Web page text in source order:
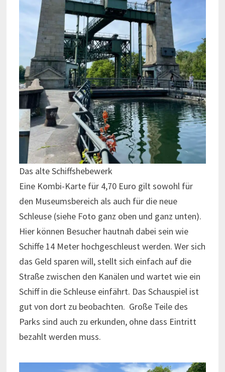
Das alte Schiffshebewerk
Eine Kombi-Karte für 4,70 Euro gilt sowohl für
den Museumsbereich als auch für die neue
Schleuse (siehe Foto ganz oben und ganz unten).
Hier können Besucher hautnah dabei sein wie
Schiffe 14 Meter hochgeschleust werden. Wer sich
das Geld sparen will, stellt sich einfach auf die
Straße zwischen den Kanälen und wartet wie ein
Schiff in die Schleuse einfährt. Das Schauspiel ist
gut von dort zu beobachten. Große Teile des
Parks sind auch zu erkunden, ohne dass Eintritt
bezahlt werden muss.